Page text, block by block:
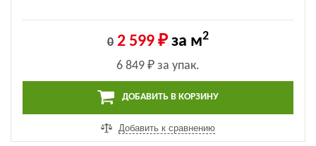
0 2 599 ₽ за м2
6 849 ₽ за упак.
ДОБАВИТЬ В КОРЗИНУ
Добавить к сравнению